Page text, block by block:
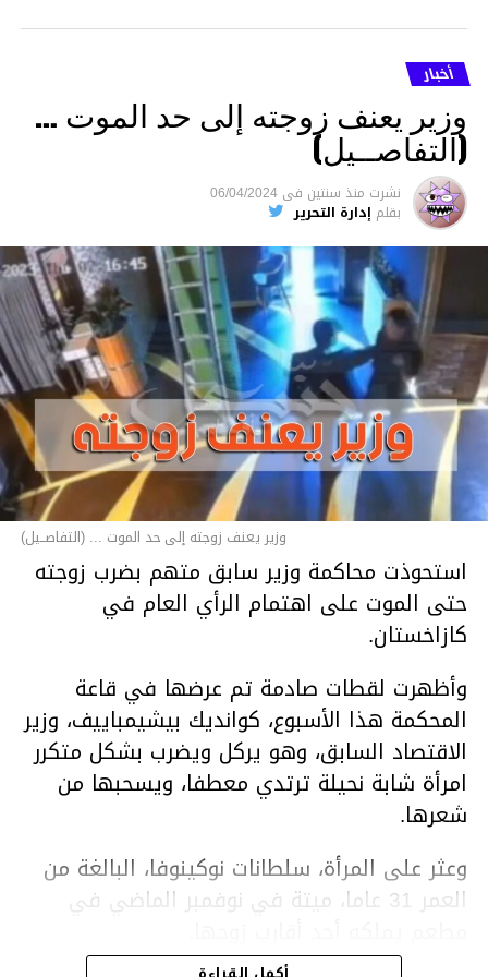
أخبار
وزير يعنف زوجته إلى حد الموت …
(التفاصــيل)
نشرت منذ سنتين فى 06/04/2024
بقلم إدارة التحرير
وزير يعنف زوجته إلى حد الموت ... (التفاصــيل)
استحوذت محاكمة وزير سابق متهم بضرب زوجته
حتى الموت على اهتمام الرأي العام في
كازاخستان.
وأظهرت لقطات صادمة تم عرضها في قاعة
المحكمة هذا الأسبوع، كوانديك بيشيمباييف، وزير
الاقتصاد السابق، وهو يركل ويضرب بشكل متكرر
امرأة شابة نحيلة ترتدي معطفا، ويسحبها من
شعرها.
وعثر على المرأة، سلطانات نوكينوفا، البالغة من
العمر 31 عاما، ميتة في نوفمبر الماضي في